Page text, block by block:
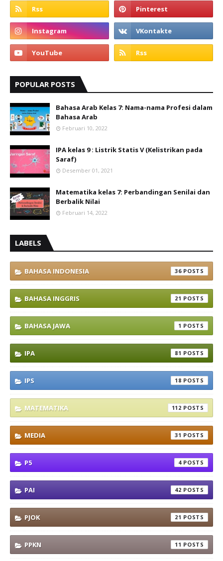
POPULAR POSTS
Bahasa Arab Kelas 7: Nama-nama Profesi dalam
Bahasa Arab
Februari 10, 2022
IPA kelas 9 : Listrik Statis V (Kelistrikan pada
Saraf)
Desember 01, 2021
Matematika kelas 7: Perbandingan Senilai dan
Berbalik Nilai
Februari 14, 2022
LABELS
BAHASA INDONESIA 36
BAHASA INGGRIS 21
BAHASA JAWA 1
IPA 81
IPS 18
MATEMATIKA 112
MEDIA 31
P5 4
PAI 42
PJOK 21
PPKN 11